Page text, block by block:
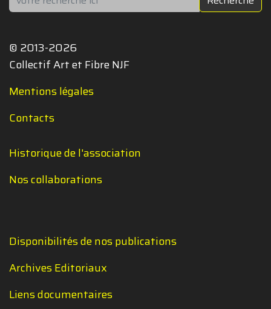
© 2013-2026
Collectif Art et Fibre NJF
Mentions légales
Contacts
Historique de l'association
Nos collaborations
Disponibilités de nos publications
Archives Editoriaux
Liens documentaires